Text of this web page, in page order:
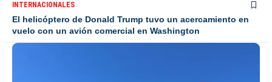
INTERNACIONALES
El helicóptero de Donald Trump tuvo un acercamiento en
vuelo con un avión comercial en Washington